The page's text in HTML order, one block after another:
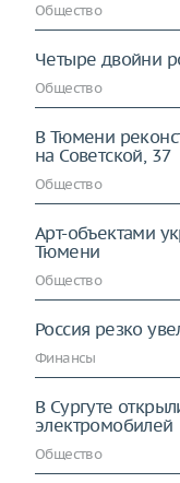
Общество
Четыре двойни
Общество
В Тюмени
на Советской, 37
Общество
Арт-объектами
Тюмени
Общество
Россия резко
Финансы
В Сургуте
электромобилей
Общество